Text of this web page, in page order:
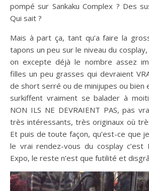
pompé sur Sankaku Complex ? Des
Qui sait ?
Mais à part ça, tant qu’a faire la
tapons un peu sur le niveau du
on excepte déjà le nombre assez
filles un peu grasses qui devraient
de short serré ou de minijupes ou bien
surkiffent vraiment se balader à
NON ILS NE DEVRAIENT PAS, pas
très intéressants, très originaux où
Et puis de toute façon, qu’est-ce que
le vrai rendez-vous du cosplay c’est
Expo, le reste n’est que futilité et